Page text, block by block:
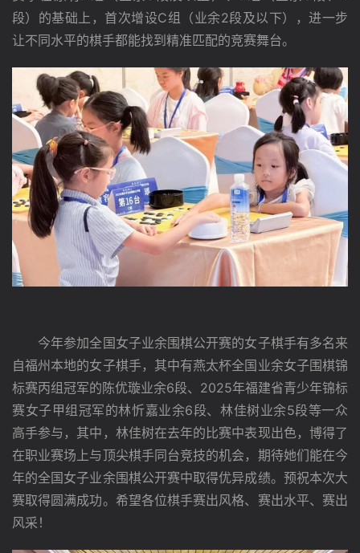
段）的基础上，首次增设C组（业余2段及以下），进一步
让不同水平的棋手都能找到精准匹配的竞赛舞台。
今年参加全国女子业余围棋公开赛的女子棋手有多名来
自福州本地的女子棋手，其中有燕太杯全国业余女子围棋锦
标赛丙组冠军的陈优璇业余6段、2025年福建省青少年锦标
赛女子甲组冠军的林忻嘉业余6段、林佳树业余5段等一众
高手参与，其中，林佳树在去年的比赛中表现出色，博得了
在职业赛场上与顶尖棋手同台竞技的机会，期待她们能在今
年的全国女子业余围棋公开赛中取得优异成绩。预祝本次大
赛取得圆满成功。希望各位棋手赛出风格、赛出水平、赛出
风采！